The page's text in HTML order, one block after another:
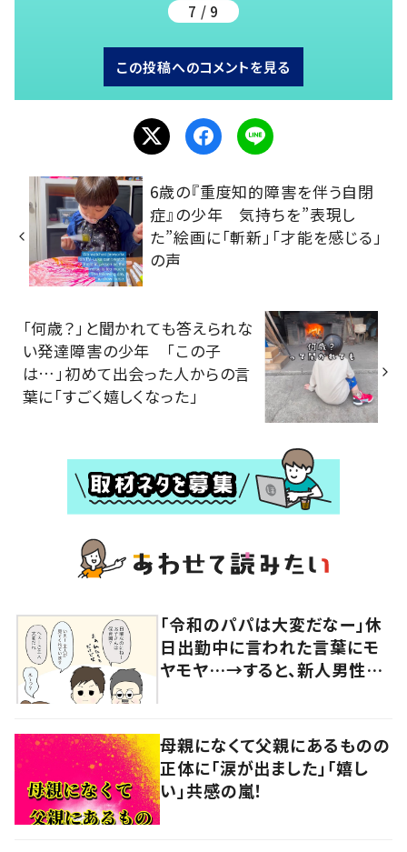
7 / 9
この投稿へのコメントを見る
6歳の『重度知的障害を伴う自閉
症』の少年 気持ちを”表現し
た”絵画に「斬新」「才能を感じる」
の声
「何歳？」と聞かれても答えられな
い発達障害の少年 「この子
は…」初めて出会った人からの言
葉に「すごく嬉しくなった」
「令和のパパは大変だなー」休
日出勤中に言われた言葉にモ
ヤモヤ…→すると、新人男性社
母親になくて父親にあるものの
正体に「涙が出ました」「嬉し
い」共感の嵐！